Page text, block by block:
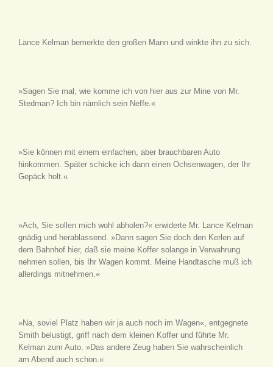
Lance Kelman bemerkte den großen Mann und winkte ihn zu sich.
»Sagen Sie mal, wie komme ich von hier aus zur Mine von Mr.
Stedman? Ich bin nämlich sein Neffe.«
»Sie können mit einem einfachen, aber brauchbaren Auto
hinkommen. Später schicke ich dann einen Ochsenwagen, der Ihr
Gepäck holt.«
»Ach, Sie sollen mich wohl abholen?« erwiderte Mr. Lance Kelman
gnädig und herablassend. »Dann sagen Sie doch den Kerlen auf
dem Bahnhof hier, daß sie meine Koffer solange in Verwahrung
nehmen sollen, bis Ihr Wagen kommt. Meine Handtasche muß ich
allerdings mitnehmen.«
»Na, soviel Platz haben wir ja auch noch im Wagen«, entgegnete
Smith belustigt, griff nach dem kleinen Koffer und führte Mr.
Kelman zum Auto. »Das andere Zeug haben Sie wahrscheinlich
am Abend auch schon.«